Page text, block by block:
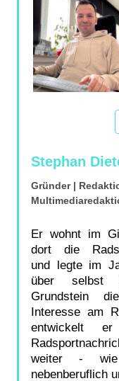
Stephan
Gründer |
Er wohnt im
dort die
und legte im
über selbst
Grundstein
Interesse am
entwickelt
weiter -
nebenberuflich